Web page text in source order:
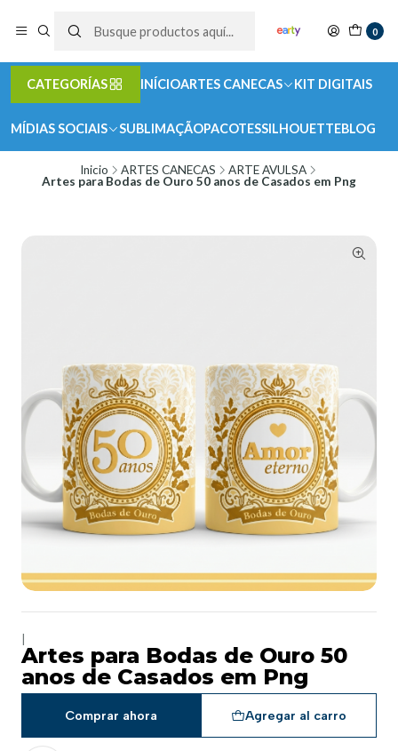
0
CATEGORÍAS INÍCIOARTES CANECAS KIT DIGITAIS
MÍDIAS SOCIAIS SUBLIMAÇÃOPACOTESSILHOUETTEBLOG
Inicio ARTES CANECAS
ARTE AVULSA
Artes para Bodas de Ouro 50 anos de Casados em Png
Artes para Bodas de Ouro 50
anos de Casados em Png
Agregar al carro
Comprar ahora